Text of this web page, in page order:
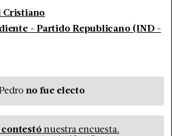
Cristiano
- Partido Republicano (IND -
no fue electo
contestó nuestra encuesta.